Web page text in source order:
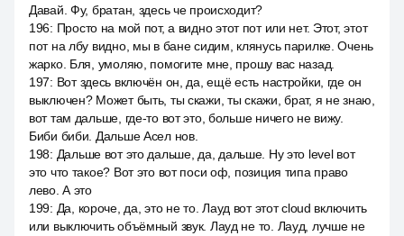
Давай. Фу, братан, здесь че происходит?
196: Просто на мой пот, а видно этот пот или нет. Этот, этот
пот на лбу видно, мы в бане сидим, клянусь парилке. Очень
жарко. Бля, умоляю, помогите мне, прошу вас назад.
197: Вот здесь включён он, да, ещё есть настройки, где он
выключен? Может быть, ты скажи, ты скажи, брат, я не знаю,
вот там дальше, где-то вот это, больше ничего не вижу.
Биби биби. Дальше Асел нов.
198: Дальше вот это дальше, да, дальше. Ну это level вот
это что такое? Вот это вот поси оф, позиция типа право
лево. А это
199: Да, короче, да, это не то. Лауд вот этот cloud включить
или выключить объёмный звук. Лауд не то. Лауд, лучше не